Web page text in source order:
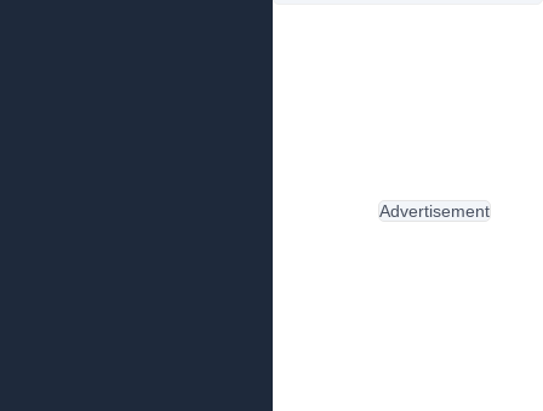
Advertisement